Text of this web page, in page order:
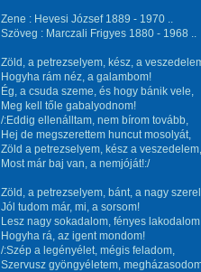
Zene : Hevesi József 1889 - 1970 ..
Szöveg : Marczali Frigyes 1880 - 1968 ..
Zöld, a petrezselyem, kész, a
Hogyha rám néz, a galambom!
Ég, a csuda szeme, és hogy bánik vele,
Meg kell tőle gabalyodnom!
/:Eddig ellenálltam, nem bírom tovább,
Hej de megszerettem huncut mosolyát,
Zöld a petrezselyem, kész a veszedelem,
Most már baj van, a nemjóját!:/
Zöld, a petrezselyem, bánt, a nagy
Jól tudom már, mi, a sorsom!
Lesz nagy sokadalom, fényes
Hogyha rá, az igent mondom!
/:Szép a legényélet, mégis feladom,
Szervusz gyöngyéletem,